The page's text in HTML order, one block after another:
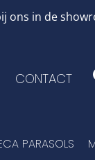
ons in de
CONTACT
PARASOLS